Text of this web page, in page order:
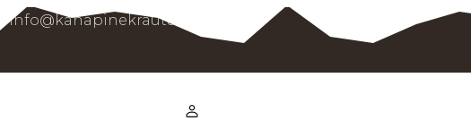
info@kanapinekrautuvele.lt